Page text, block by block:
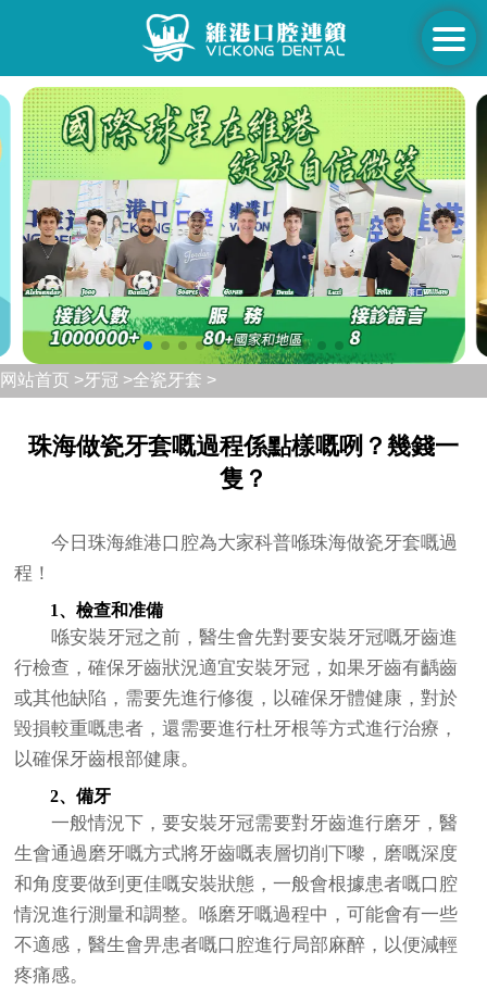
网站首页 >牙冠 >全瓷牙套 >
珠海做瓷牙套嘅過程係點樣嘅咧？幾錢一
隻？
今日珠海維港口腔為大家科普喺珠海做瓷牙套嘅過
程！
1、檢查和准備
喺安裝牙冠之前，醫生會先對要安裝牙冠嘅牙齒進
行檢查，確保牙齒狀況適宜安裝牙冠，如果牙齒有齲齒
或其他缺陷，需要先進行修復，以確保牙體健康，對於
毀損較重嘅患者，還需要進行杜牙根等方式進行治療，
以確保牙齒根部健康。
2、備牙
一般情況下，要安裝牙冠需要對牙齒進行磨牙，醫
生會通過磨牙嘅方式將牙齒嘅表層切削下嚟，磨嘅深度
和角度要做到更佳嘅安裝狀態，一般會根據患者嘅口腔
情況進行測量和調整。喺磨牙嘅過程中，可能會有一些
不適感，醫生會畀患者嘅口腔進行局部麻醉，以便減輕
疼痛感。